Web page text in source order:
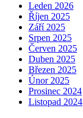
Leden 2026
Říjen 2025
Září 2025
Srpen 2025
Červen 2025
Duben 2025
Březen 2025
Únor 2025
Prosinec 2024
Listopad 2024